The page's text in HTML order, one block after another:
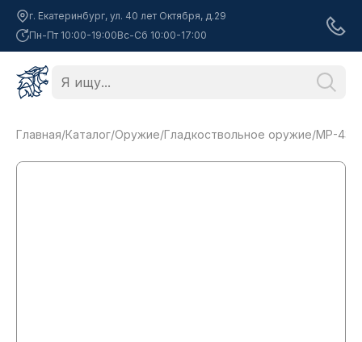
г. Екатеринбург, ул. 40 лет Октября, д.29
Пн-Пт 10:00-19:00Вс-Сб 10:00-17:00
Главная/Каталог/Оружие/Гладкоствольное оружие/МР-43;